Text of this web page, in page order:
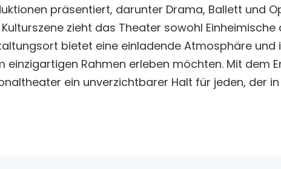
präsentiert, darunter Drama, Ballett und
zieht das Theater sowohl Einheimische
bietet eine einladende Atmosphäre
einzigartigen Rahmen erleben möchten. Mit dem
ein unverzichtbarer Halt für jeden, der